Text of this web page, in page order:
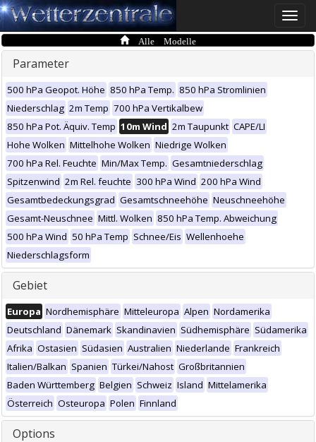
Toggle
Alle Modelle
Parameter
500 hPa Geopot. Höhe 850 hPa Temp. 850 hPa Stromlinien
Niederschlag 2m Temp 700 hPa Vertikalbew
850 hPa Pot. Äquiv. Temp 10m Wind 2m Taupunkt CAPE/LI
Hohe Wolken Mittelhohe Wolken Niedrige Wolken
700 hPa Rel. Feuchte Min/Max Temp. Gesamtniederschlag
Spitzenwind 2m Rel. feuchte 300 hPa Wind 200 hPa Wind
Gesamtbedeckungsgrad Gesamtschneehöhe Neuschneehöhe
Gesamt-Neuschnee Mittl. Wolken 850 hPa Temp. Abweichung
500 hPa Wind 50 hPa Temp Schnee/Eis Wellenhoehe
Niederschlagsform
Gebiet
Europa Nordhemisphäre Mitteleuropa Alpen Nordamerika
Deutschland Dänemark Skandinavien Südhemisphäre Südamerika
Afrika Ostasien Südasien Australien Niederlande Frankreich
Italien/Balkan Spanien Türkei/Nahost Großbritannien
Baden Württemberg Belgien Schweiz Island Mittelamerika
Österreich Osteuropa Polen Finnland
Options